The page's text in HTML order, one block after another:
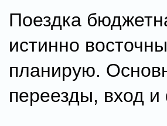
Поездка
истинно
планирую.
переезды, вход